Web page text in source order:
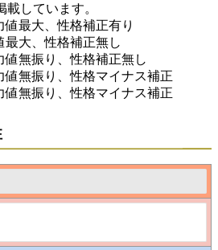
しています。
最大、性格補正有り
大、性格補正無し
無振り、性格補正無し
無振り、性格マイナス補正
無振り、性格マイナス補正